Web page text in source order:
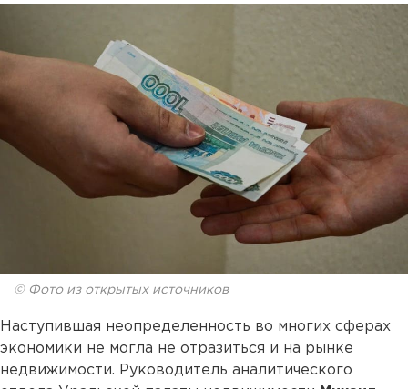
© Фото из открытых источников
Наступившая неопределенность во многих сферах
экономики не могла не отразиться и на рынке
недвижимости. Руководитель аналитического